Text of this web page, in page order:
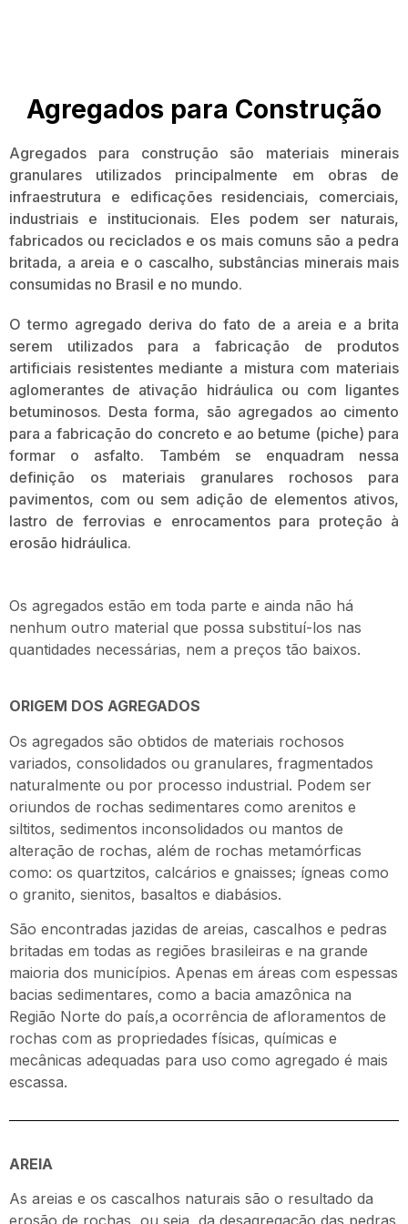
Agregados para Construção
Agregados para construção são materiais minerais
granulares utilizados principalmente em obras de
infraestrutura e edificações residenciais, comerciais,
industriais e institucionais. Eles podem ser naturais,
fabricados ou reciclados e os mais comuns são a pedra
britada, a areia e o cascalho, substâncias minerais mais
consumidas no Brasil e no mundo.
O termo agregado deriva do fato de a areia e a brita
serem utilizados para a fabricação de produtos
artificiais resistentes mediante a mistura com materiais
aglomerantes de ativação hidráulica ou com ligantes
betuminosos. Desta forma, são agregados ao cimento
para a fabricação do concreto e ao betume (piche) para
formar o asfalto. Também se enquadram nessa
definição os materiais granulares rochosos para
pavimentos, com ou sem adição de elementos ativos,
lastro de ferrovias e enrocamentos para proteção à
erosão hidráulica.
Os agregados estão em toda parte e ainda não há
nenhum outro material que possa substituí-los nas
quantidades necessárias, nem a preços tão baixos.
ORIGEM DOS AGREGADOS
Os agregados são obtidos de materiais rochosos
variados, consolidados ou granulares, fragmentados
naturalmente ou por processo industrial. Podem ser
oriundos de rochas sedimentares como arenitos e
siltitos, sedimentos inconsolidados ou mantos de
alteração de rochas, além de rochas metamórficas
como: os quartzitos, calcários e gnaisses; ígneas como
o granito, sienitos, basaltos e diabásios.
São encontradas jazidas de areias, cascalhos e pedras
britadas em todas as regiões brasileiras e na grande
maioria dos municípios. Apenas em áreas com espessas
bacias sedimentares, como a bacia amazônica na
Região Norte do país,a ocorrência de afloramentos de
rochas com as propriedades físicas, químicas e
mecânicas adequadas para uso como agregado é mais
escassa.
AREIA
As areias e os cascalhos naturais são o resultado da
erosão de rochas, ou seja, da desagregação das pedras